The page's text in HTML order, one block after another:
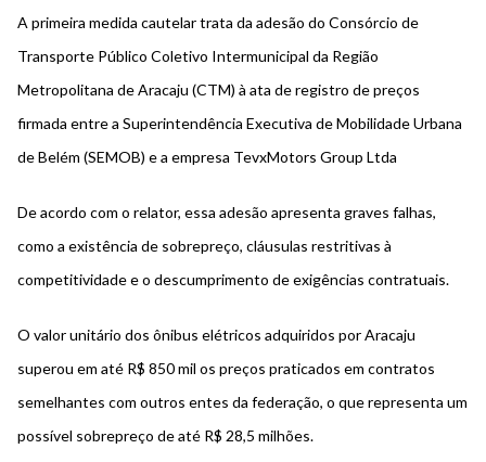
A primeira medida cautelar trata da adesão do Consórcio de
Transporte Público Coletivo Intermunicipal da Região
Metropolitana de Aracaju (CTM) à ata de registro de preços
firmada entre a Superintendência Executiva de Mobilidade Urbana
de Belém (SEMOB) e a empresa TevxMotors Group Ltda
De acordo com o relator, essa adesão apresenta graves falhas,
como a existência de sobrepreço, cláusulas restritivas à
competitividade e o descumprimento de exigências contratuais.
O valor unitário dos ônibus elétricos adquiridos por Aracaju
superou em até R$ 850 mil os preços praticados em contratos
semelhantes com outros entes da federação, o que representa um
possível sobrepreço de até R$ 28,5 milhões.